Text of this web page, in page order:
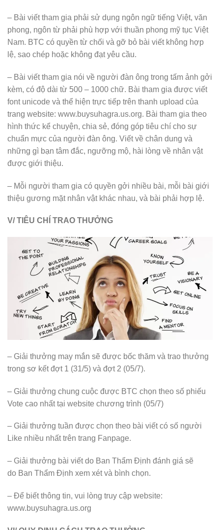
– Bài viết tham gia phải sử dụng ngôn ngữ tiếng Việt, văn
phong, ngôn từ phải phù hợp với thuần phong mỹ tục Việt
Nam. BTC có quyền từ chối và gỡ bỏ bài viết không hợp
lệ, sao chép hoặc không đạt yêu cầu.
– Bài viết tham gia nói về người đàn ông trong tấm ảnh gởi
kèm, có độ dài từ 500 – 1000 chữ. Bài tham gia được viết
font unicode và thể hiện trực tiếp trên thanh upload của
trang website: www.buysuhagra.us.org. Bài tham gia theo
hình thức kể chuyện, chia sẻ, đóng góp tiêu chí cho sự
chuẩn mực của người đàn ông. Viết về chân dung và
những gì bạn tâm đắc, ngưỡng mộ, hài lòng về nhân vật
được giới thiệu.
– Mỗi người tham gia có quyền gởi nhiều bài, mỗi bài giới
thiệu gương mặt nhân vật khác nhau, và bài phải hợp lệ.
V/ TIÊU CHÍ TRAO THƯỞNG
– Giải thưởng may mắn sẽ được bốc thăm và trao thưởng
trong sơ kết đợt 1 (31/5) và đợt 2 (05/7).
– Giải thưởng chung cuộc được BTC chọn theo số phiếu
Vote cao nhất tại website chương trình (05/7)
– Giải thưởng tuần được chọn theo bài viết có số người
Like nhiều nhất trên trang Fanpage.
– Giải thưởng bài viết do Ban Thẩm Định đánh giá sẽ
do Ban Thẩm Định xem xét và bình chọn.
– Để biết thông tin, vui lòng truy cập website:
www.buysuhagra.us.org